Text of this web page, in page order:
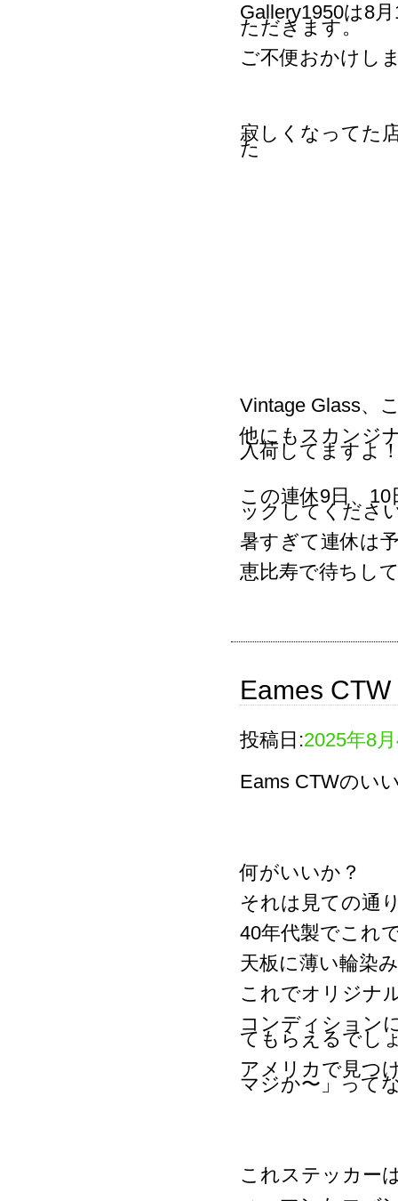
Gallery1950は8
ただきます。
ご不便おかけし
寂しくなってた
た
Vintage Glass、
他にもスカンジ
入荷してますよ
この連休9日、
ックしてくださ
暑すぎて連休は
恵比寿で待ちし
Eames
投稿日:2025年8
Eams CTWのい
何がいいか？
それは見ての通
40年代製でこれ
天板に薄い輪染
これでオリジナ
コンディション
てもらえるでし
アメリカで見つ
マジか〜」って
これステッカー